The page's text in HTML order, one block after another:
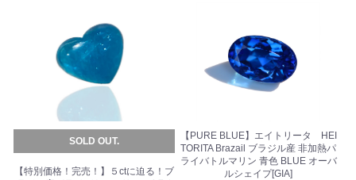
SOLD OUT.
【特別価格！完売！】５ctに迫る！ブ
【PURE BLUE】エイトリータ HEI
TORITA Brazail ブラジル産 非加熱パ
ライバトルマリン 青色 BLUE オーバ
ルシェイプ[GIA]